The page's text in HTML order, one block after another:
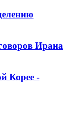
Ирана
Корее -